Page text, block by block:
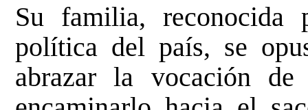
Su familia,
política del país, se
abrazar la vocación